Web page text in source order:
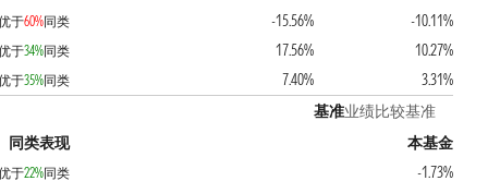
于60%同类 -15.56%
-10.11%
于34%同类 17.56%
10.27%
于35%同类 7.40% 3.31%
基准业绩比较基准
同类表现
本基金
于22%同类
-1.73%